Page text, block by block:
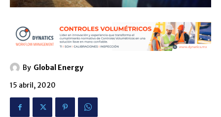
By Global Energy
15 abril, 2020